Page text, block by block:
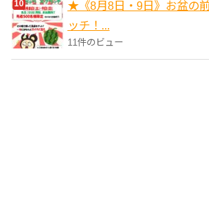
★《8月8日・9日》お盆の
ッチ！...
11件のビュー